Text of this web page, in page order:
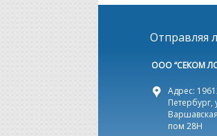
Отправляя
ООО “СЕКОМ
Адрес:
Петербург,
пом 28Н